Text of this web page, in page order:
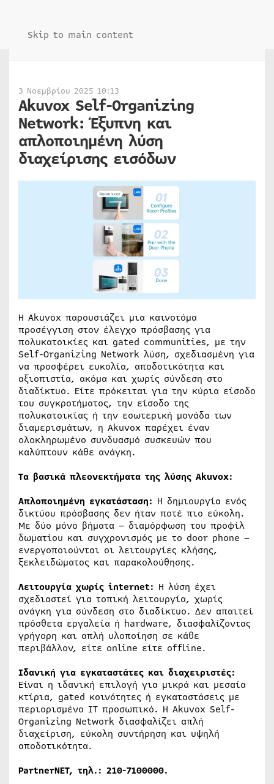
Skip to main content
3 Νοεμβρίου 2025 10:13
Akuvox Self-Organizing
Network: Έξυπνη και
απλοποιημένη λύση
διαχείρισης εισόδων
Η Akuvox παρουσιάζει μια καινοτόμα
προσέγγιση στον έλεγχο πρόσβασης για
πολυκατοικίες και gated communities, με την
Self-Organizing Network λύση, σχεδιασμένη για
να προσφέρει ευκολία, αποδοτικότητα και
αξιοπιστία, ακόμα και χωρίς σύνδεση στο
διαδίκτυο. Είτε πρόκειται για την κύρια είσοδο
του συγκροτήματος, την είσοδο της
πολυκατοικίας ή την εσωτερική μονάδα των
διαμερισμάτων, η Akuvox παρέχει έναν
ολοκληρωμένο συνδυασμό συσκευών που
καλύπτουν κάθε ανάγκη.
Τα βασικά πλεονεκτήματα της λύσης Akuvox:
Απλοποιημένη εγκατάσταση: Η δημιουργία ενός
δικτύου πρόσβασης δεν ήταν ποτέ πιο εύκολη.
Με δύο μόνο βήματα – διαμόρφωση του προφίλ
δωματίου και συγχρονισμός με το door phone –
ενεργοποιούνται οι λειτουργίες κλήσης,
ξεκλειδώματος και παρακολούθησης.
Λειτουργία χωρίς internet: Η λύση έχει
σχεδιαστεί για τοπική λειτουργία, χωρίς
ανάγκη για σύνδεση στο διαδίκτυο. Δεν απαιτεί
πρόσθετα εργαλεία ή hardware, διασφαλίζοντας
γρήγορη και απλή υλοποίηση σε κάθε
περιβάλλον, είτε online είτε offline.
Ιδανική για εγκαταστάτες και διαχειριστές:
Είναι η ιδανική επιλογή για μικρά και μεσαία
κτίρια, gated κοινότητες ή εγκαταστάσεις με
περιορισμένο IT προσωπικό. Η Akuvox Self-
Organizing Network διασφαλίζει απλή
διαχείριση, εύκολη συντήρηση και υψηλή
αποδοτικότητα.
PartnerNET, τηλ.: 210-7100000.